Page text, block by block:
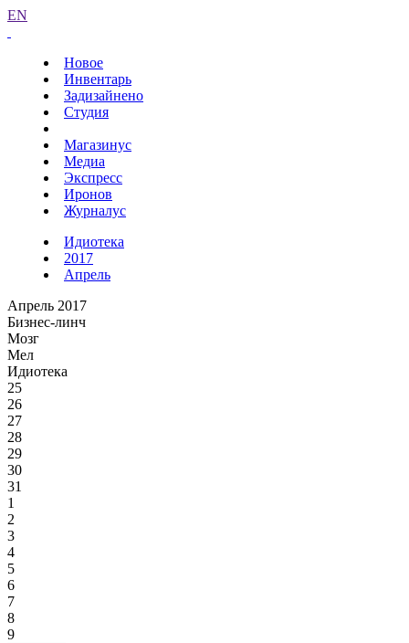
EN
Новое
Инвентарь
Задизайнено
Студия
Магазинус
Медиа
Экспресс
Иронов
Журналус
Идиотека
2017
Апрель
Апрель 2017
Бизнес-линч
Мозг
Мел
Идиотека
25
26
27
28
29
30
31
1
2
3
4
5
6
7
8
9